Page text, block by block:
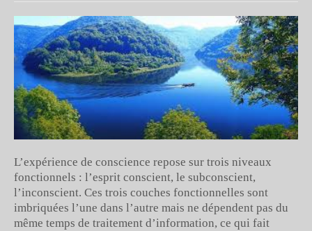
L’expérience de conscience repose sur trois niveaux
fonctionnels : l’esprit conscient, le subconscient,
l’inconscient. Ces trois couches fonctionnelles sont
imbriquées l’une dans l’autre mais ne dépendent pas du
même temps de traitement d’information, ce qui fait